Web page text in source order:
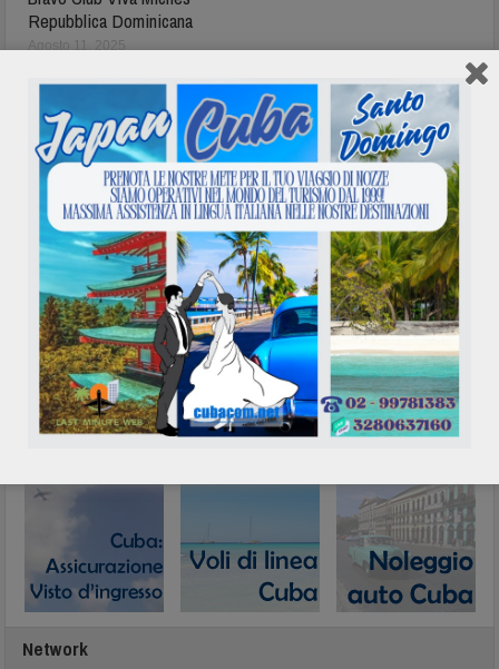
Repubblica Dominicana
Agosto 11, 2025
In evidenza
Network